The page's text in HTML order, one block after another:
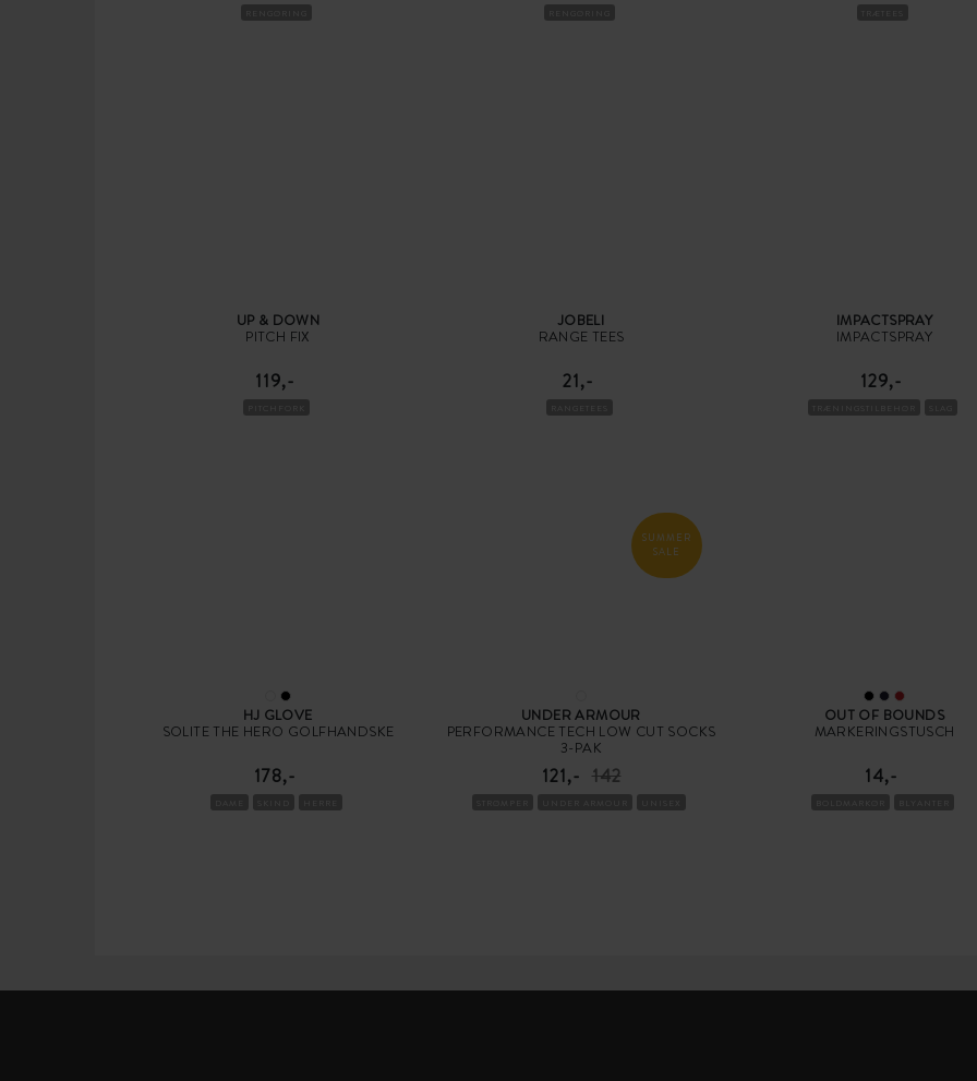
UP & DOWN
PITCH FIX
119,-
JOBELI
RANGE TEES
21,-
IMPACTSPRAY
IMPACTSPRAY
129,-
HJ GLOVE
SOLITE THE HERO GOLFHANDSKE
178,-
SUMMER
SALE
UNDER ARMOUR
PERFORMANCE TECH LOW CUT SOCKS
3-PAK
121,- 142
OUT OF BOUNDS
MARKERINGSTUSCH
14,-